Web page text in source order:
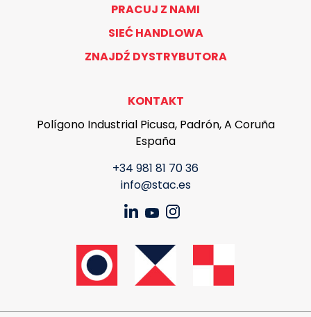
PRACUJ Z NAMI
SIEĆ HANDLOWA
ZNAJDŹ DYSTRYBUTORA
KONTAKT
Polígono Industrial Picusa, Padrón, A Coruña
España
+34 981 81 70 36
info@stac.es